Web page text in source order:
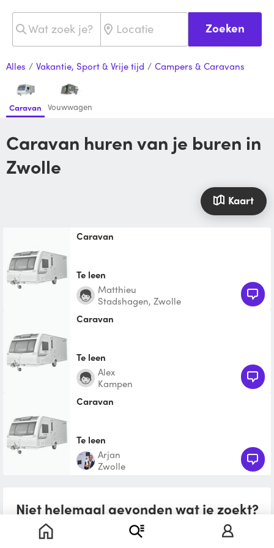
Zoeken
Alles / Vakantie, Sport & Vrije tijd / Campers & Caravans
Caravan Vouwwagen
Caravan huren van je buren in
Zwolle
Kaart
Caravan
Te leen
Matthieu
Stadshagen, Zwolle
caravan
Te leen
Alex
Kampen
caravan
Te leen
Arjan
Zwolle
Niet helemaal gevonden wat je zoekt?